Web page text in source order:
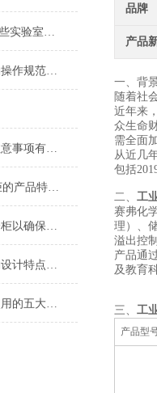
安全小贴士 | 自查！这些实验室坏习惯你中了几条？
桌面式净气型储药柜的操作规范与日常维护指南
可燃品储存柜的使用注意事项有哪些？
关于PP强酸强碱存储柜的产品特点和保养说明
如何正确使用称量安全柜以确保操作安全？
无管道净气型储药柜的设计特点与功能详解
无管道净气型通风柜使用的五大原则分别是什么
品牌
产品
一、背
随着社
近年来
众生命
需全面
从近几
包括
二、 工
赛弗化
理）、
溢出控
产品通
及教育
三、 工
产品型